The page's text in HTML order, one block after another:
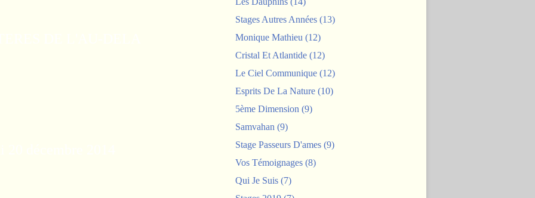
Stages Autres Années (13)
Monique Mathieu (12)
Cristal Et Atlantide (12)
Le Ciel Communique (12)
Esprits De La Nature (10)
5ème Dimension (9)
Samvahan (9)
Stage Passeurs D'ames (9)
Vos Témoignages (8)
Qui Je Suis (7)